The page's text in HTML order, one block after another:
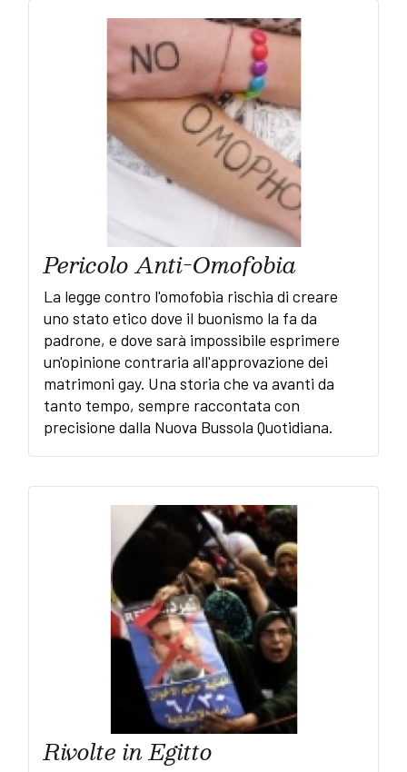
Pericolo Anti-Omofobia
La legge contro l'omofobia rischia di creare
uno stato etico dove il buonismo la fa da
padrone, e dove sarà impossibile esprimere
un'opinione contraria all'approvazione dei
matrimoni gay. Una storia che va avanti da
tanto tempo, sempre raccontata con
precisione dalla Nuova Bussola Quotidiana.
Rivolte in Egitto